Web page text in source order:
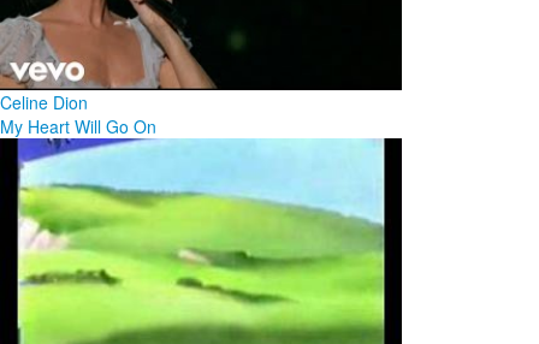
Celine Dion
My Heart Will Go On